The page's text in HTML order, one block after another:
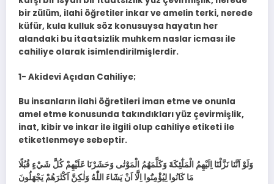
bir zülüm, ilahi öğretiler inkar ve amelin terki, nerede
küfür, kula kulluk söz konusuysa hayatın her
alandaki bu itaatsizlik muhkem naslar icması ile
cahiliye olarak isimlendirilmişlerdir.
1- Akidevi Açıdan Cahiliye;
Bu insanların ilahi öğretileri iman etme ve onunla
amel etme konusunda takındıkları yüz çevirmişlik,
inat, kibir ve inkar ile ilgili olup cahiliye etiketi ile
etiketlenmeye sebeptir.
وَلَوْ اَنَّنَا نَزَّلْنَٓا اِلَيْهِمُ الْمَلٰٓئِكَةَ وَكَلَّمَهُمُ الْمَوْتٰى وَحَشَرْنَا عَلَيْهِمْ كُلَّ شَيْءٍ قُبُلًا
مَا كَانُوا لِيُؤْمِنُٓوا اِلَّٓا اَنْ يَشَٓاءَ اللّٰهُ وَلٰكِنَّ اَكْثَرَهُمْ يَجْهَلُونَ